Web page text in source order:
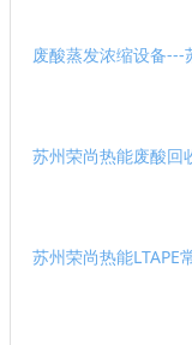
废酸蒸发浓缩设备---
苏州荣尚热能废酸回
苏州荣尚热能LTAPE